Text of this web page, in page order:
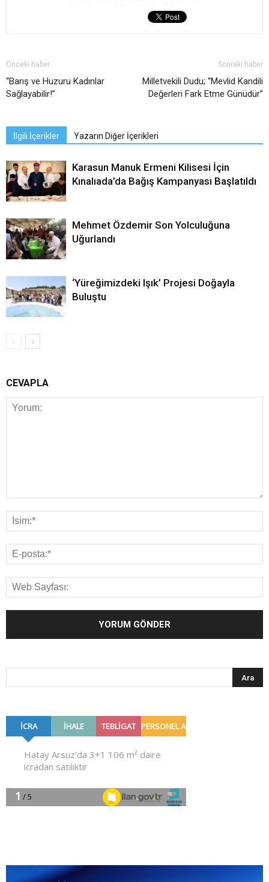
Önceki haber
“Barış ve Huzuru Kadınlar
Sağlayabilir!”
Sonraki haber
Milletvekili Dudu; “Mevlid Kandili
Değerleri Fark Etme Günüdür”
İlgili İçerikler Yazarın Diğer İçerikleri
Karasun Manuk Ermeni Kilisesi İçin
Kınalıada’da Bağış Kampanyası Başlatıldı
Mehmet Özdemir Son Yolculuğuna
Uğurlandı
‘Yüreğimizdeki Işık’ Projesi Doğayla
Buluştu
CEVAPLA